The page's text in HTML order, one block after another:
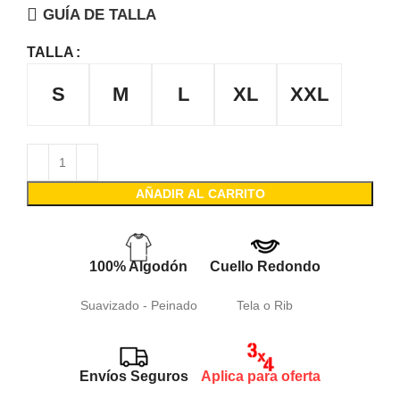
GUÍA DE TALLA
TALLA
S M L XL XXL
AÑADIR AL CARRITO
100% Algodón
Suavizado - Peinado
Cuello Redondo
Tela o Rib
Envíos Seguros Aplica para oferta